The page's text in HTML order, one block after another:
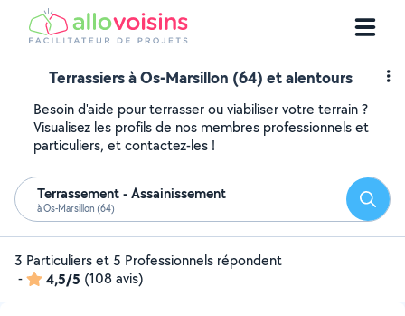
Terrassiers à Os-Marsillon (64) et alentours
Besoin d'aide pour terrasser ou viabiliser votre terrain ?
Visualisez les profils de nos membres professionnels et
particuliers, et contactez-les !
Terrassement - Assainissement
à Os-Marsillon (64)
3 Particuliers et 5 Professionnels répondent
-
4,5/5 (108 avis)